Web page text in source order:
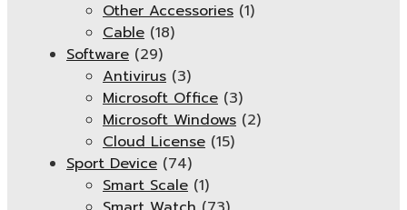
Other Accessories (1)
Cable (18)
Software (29)
Antivirus (3)
Microsoft Office (3)
Microsoft Windows (2)
Cloud License (15)
Sport Device (74)
Smart Scale (1)